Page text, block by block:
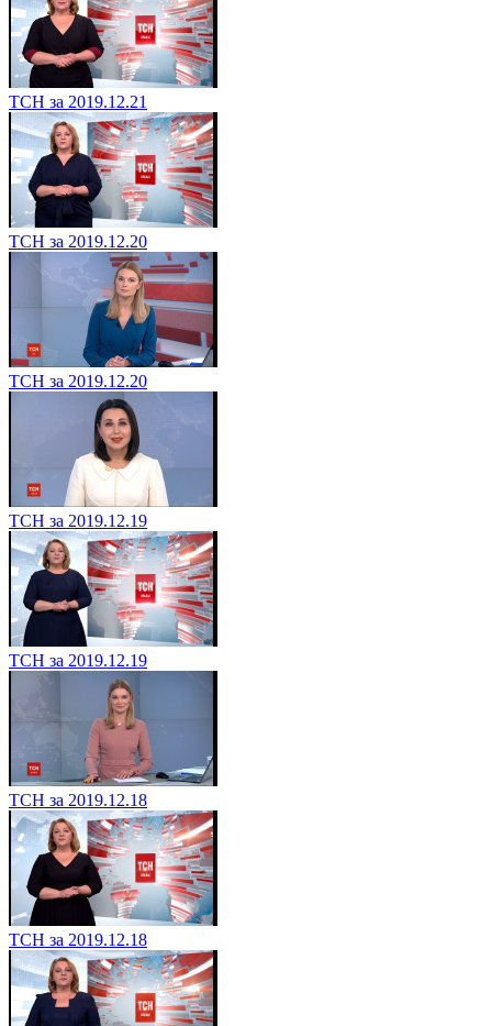
ТСН за 2019.12.21
ТСН за 2019.12.20
ТСН за 2019.12.20
ТСН за 2019.12.19
ТСН за 2019.12.19
ТСН за 2019.12.18
ТСН за 2019.12.18